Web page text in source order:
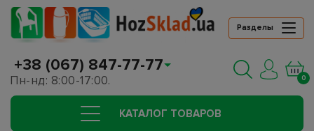
Разделы
+38 (067) 847-77-77
Пн-нд: 8:00-17:00. 0
КАТАЛОГ ТОВАРОВ